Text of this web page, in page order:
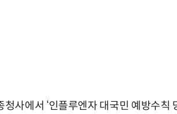
사에서 ‘인플루엔자 대국민 예방수칙